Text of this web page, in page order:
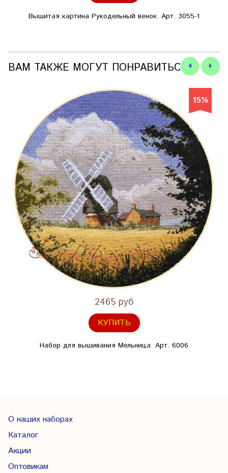
Вышитая картина Рукодельный венок. Арт. 3055-1
ВАМ ТАКЖЕ МОГУТ ПОНРАВИТЬСЯ
15%
2465 руб
КУПИТЬ
Набор для вышивания Мельница. Арт. 6006
О наших наборах
Каталог
Акции
Оптовикам